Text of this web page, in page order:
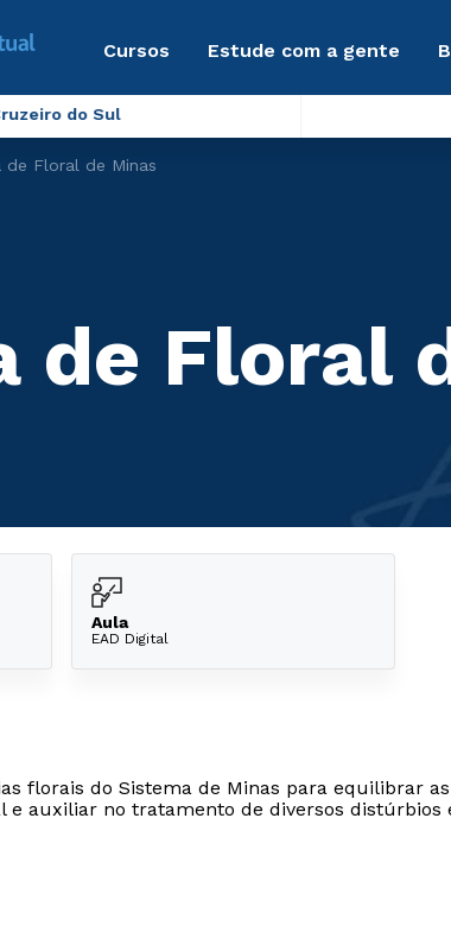
Cursos Estude com a gente
do Sul
de Floral de Minas
de Floral
Aula
EAD Digital
florais do Sistema de Minas para equilibrar
e auxiliar no tratamento de diversos distúrbios